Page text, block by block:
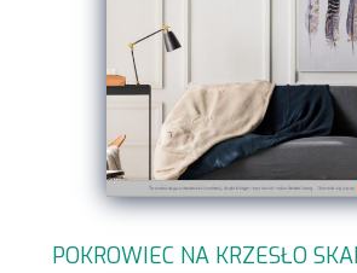
POKROWIEC NA KRZESŁO